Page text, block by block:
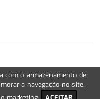
de Privacidade
com o armazenamento de
a navegação no site,